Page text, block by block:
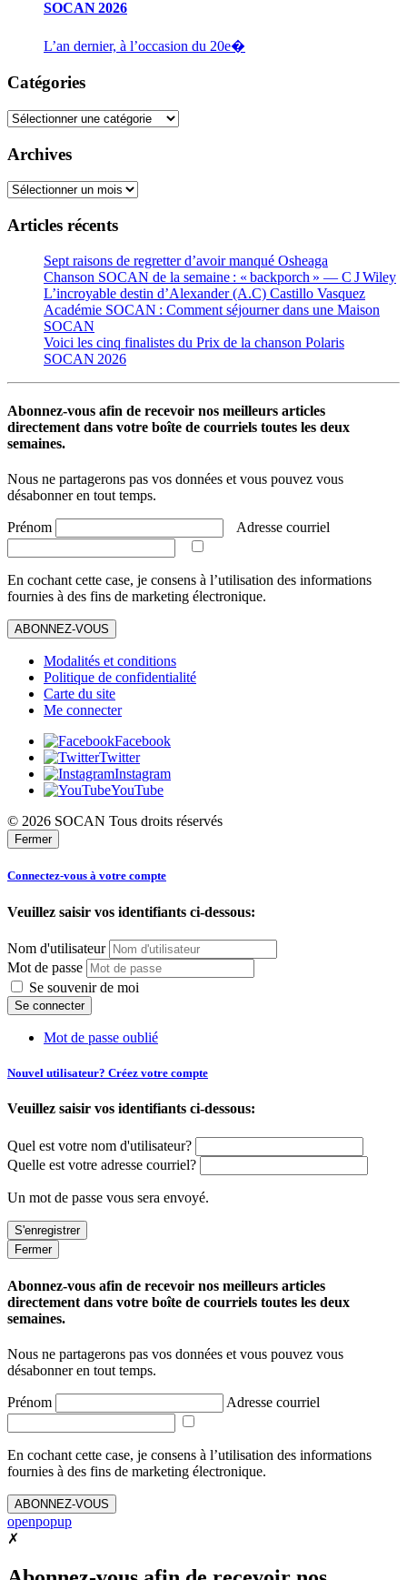
SOCAN 2026
L’an dernier, à l’occasion du 20e�
Catégories
Catégories
Archives
Archives
Articles récents
Sept raisons de regretter d’avoir manqué Osheaga
Chanson SOCAN de la semaine : « backporch » — C J Wiley
L’incroyable destin d’Alexander (A.C) Castillo Vasquez
Académie SOCAN : Comment séjourner dans une Maison
SOCAN
Voici les cinq finalistes du Prix de la chanson Polaris
SOCAN 2026
Abonnez-vous afin de recevoir nos meilleurs articles
directement dans votre boîte de courriels toutes les deux
semaines.
Nous ne partagerons pas vos données et vous pouvez vous
désabonner en tout temps.
Prénom Adresse courriel
En cochant cette case, je consens à l’utilisation des informations
fournies à des fins de marketing électronique.
ABONNEZ-VOUS
Modalités et conditions
Politique de confidentialité
Carte du site
Me connecter
Facebook
Twitter
Instagram
YouTube
© 2026 SOCAN Tous droits réservés
Fermer
Connectez-vous à votre compte
Veuillez saisir vos identifiants ci-dessous:
Nom d'utilisateur
Mot de passe
Se souvenir de moi
Mot de passe oublié
Nouvel utilisateur? Créez votre compte
Veuillez saisir vos identifiants ci-dessous:
Quel est votre nom d'utilisateur?
Quelle est votre adresse courriel?
Un mot de passe vous sera envoyé.
Fermer
Abonnez-vous afin de recevoir nos meilleurs articles
directement dans votre boîte de courriels toutes les deux
semaines.
Nous ne partagerons pas vos données et vous pouvez vous
désabonner en tout temps.
Prénom Adresse courriel
En cochant cette case, je consens à l’utilisation des informations
fournies à des fins de marketing électronique.
ABONNEZ-VOUS
openpopup
✗